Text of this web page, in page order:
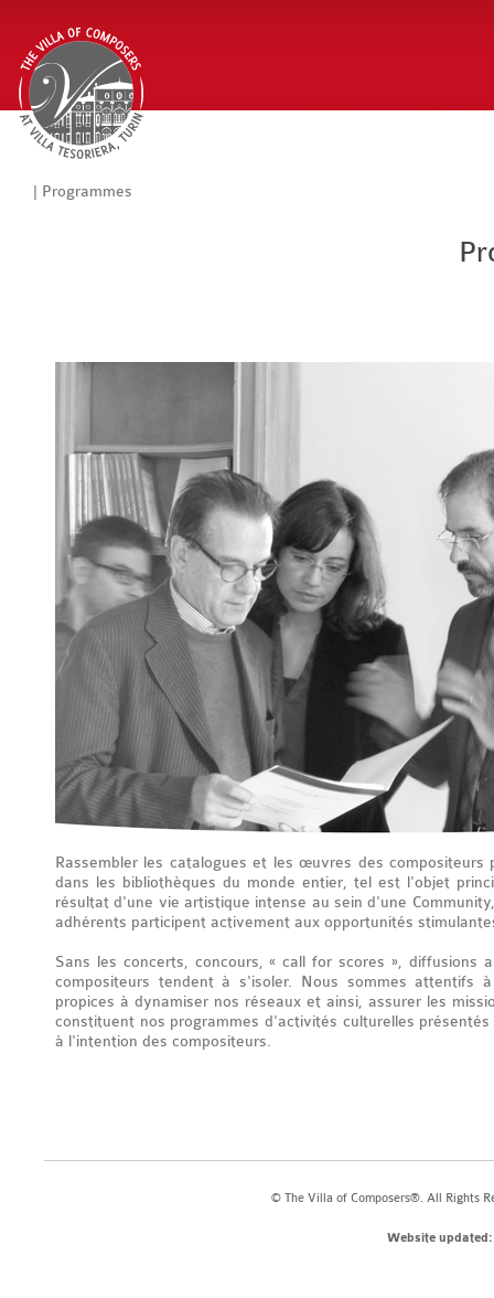
| Programmes
Rassembler les catalogues et les œuvres des compositeurs
dans les bibliothèques du monde entier, tel est l'objet
résultat d'une vie artistique intense au sein d'une
adhérents participent activement aux opportunités
Sans les concerts, concours, « call for scores », diffusions
compositeurs tendent à s'isoler. Nous sommes attentifs
propices à dynamiser nos réseaux et ainsi, assurer les
constituent nos programmes d'activités culturelles
à l'intention des compositeurs.
© The Villa of Composers®. All Rights
Website